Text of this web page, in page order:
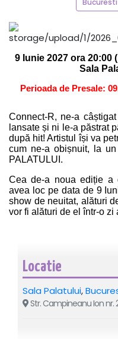
Bucuresti
9 Iunie 2027 ora 20:00
Sala
Perioada de Presale:
Connect-R, ne-a
lansate și ni le-a păstrat
după hit! Artistul își va
cum ne-a obișnuit, la
PALATULUI.
Cea de-a noua ediție a
avea loc pe data de 9
show de neuitat, alături
vor fi alături de el într-o zi
Colegii din breasla
ofera publicului in
doresc să îi fie alături
sărbătorită printr-un
Reguli de Acces:
Locatie
Sala Palatului,
Str. Campineanu Ion nr.